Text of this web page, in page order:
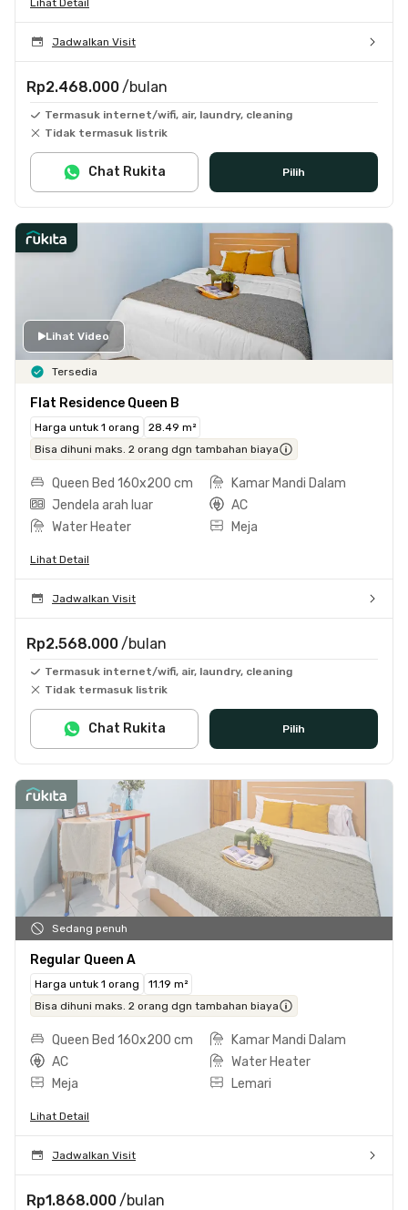
Jadwalkan Visit
Rp2.468.000 /bulan
Termasuk internet/wifi, air, laundry, cleaning
Tidak termasuk listrik
Pilih
Chat Rukita
Lihat Video
Tersedia
Flat Residence Queen B
Harga untuk 1 orang
28.49 m²
Bisa dihuni maks. 2 orang dgn tambahan biaya
Queen Bed 160x200 cm
Kamar Mandi Dalam
Jendela arah luar
AC
Water Heater
Meja
Lihat Detail
Jadwalkan Visit
Rp2.568.000 /bulan
Termasuk internet/wifi, air, laundry, cleaning
Tidak termasuk listrik
Pilih
Chat Rukita
Sedang penuh
Regular Queen A
Harga untuk 1 orang
11.19 m²
Bisa dihuni maks. 2 orang dgn tambahan biaya
Queen Bed 160x200 cm
Kamar Mandi Dalam
AC
Water Heater
Meja
Lemari
Lihat Detail
Jadwalkan Visit
Rp1.868.000 /bulan